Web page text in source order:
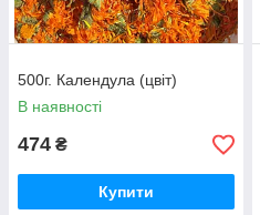
500г. Календула (цвіт)
В наявності
474 ₴
Купити